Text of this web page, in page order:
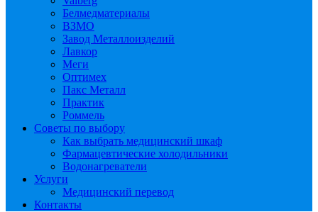
Белмедматериалы
ВЗМО
Завод Металлоизделий
Лавкор
Меги
Оптимех
Пакс Металл
Практик
Роммель
Советы по выбору
Как выбрать медицинский шкаф
Фармацевтические холодильники
Водонагреватели
Услуги
Медицинский перевод
Контакты